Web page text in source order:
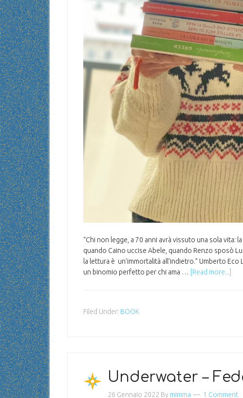
“Chi non legge, a 70 anni avrà vissuto una sola vita:
quando Caino uccise Abele, quando Renzo sposò
la lettura è un’immortalità all’indietro.” Umberto
un binomio perfetto per chi ama …
[Read more...]
Filed Under: BOOK
Underwater –
26 Gennaio 2022 By mimma 1 Comment